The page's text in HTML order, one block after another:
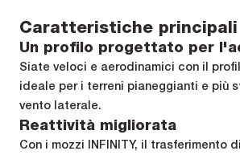
Caratteristiche principali
Un profilo progettato per
Siate veloci e aerodinamici con il
ideale per i terreni pianeggianti e più
vento laterale.
Reattività migliorata
Con i mozzi INFINITY, il trasferimento